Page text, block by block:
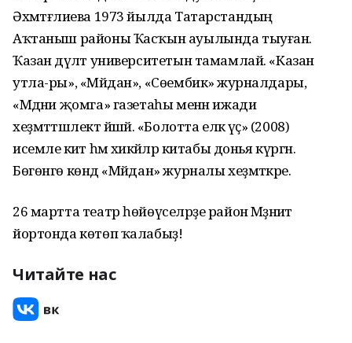
Әхмәтғәлиева 1973 йылда Татарстандың
Аҡтаныш районы Ҡасҡын ауылында тыуған.
Ҡазан дәүләт университетын тамамлай. «Казан
утла-ры», «Мәйдан», «Сөембикә» журналдары,
«Мәдәни җомга» газетаһы менән ижади
хеҙмәттәшлектә йәшәй. «Болотта еләк үҫә» (2008)
исемле әкиәт һәм хикәйәләр китабы донья күргән.
Бөгөнгө көндә «Мәйдан» журналы хеҙмәткәре.
26 мартта театр һөйөүселәрҙе район Мәҙәниәт
йортонда көтөп ҡалабыҙ!
Читайте нас